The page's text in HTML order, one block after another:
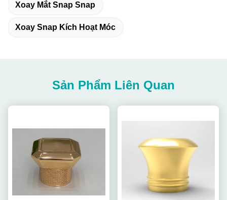
Xoay Mắt Snap Snap
Xoay Snap Kích Hoạt Móc
Sản Phẩm Liên Quan